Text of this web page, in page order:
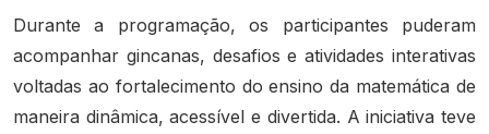
Durante a programação, os participantes puderam
acompanhar gincanas, desafios e atividades interativas
voltadas ao fortalecimento do ensino da matemática de
maneira dinâmica, acessível e divertida. A iniciativa teve